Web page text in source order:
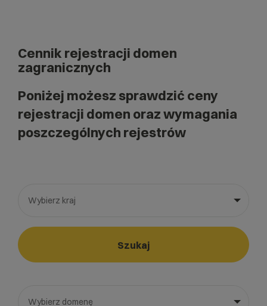
Cennik rejestracji domen
zagranicznych
Poniżej możesz sprawdzić ceny
rejestracji domen oraz wymagania
poszczególnych rejestrów
Wybierz kraj
Wybierz gotową listę. Użyj spacji, aby otworzyć.
Naciśnij spację, aby otworzyć listę, klawisze strzałek, aby
Szukaj
Wybierz domenę